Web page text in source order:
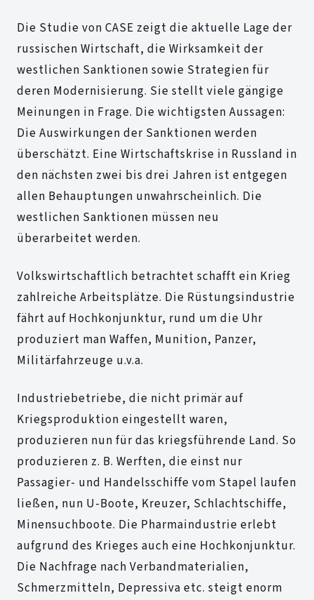
Die Studie von CASE zeigt die aktuelle Lage der
russischen Wirtschaft, die Wirksamkeit der
westlichen Sanktionen sowie Strategien für
deren Modernisierung. Sie stellt viele gängige
Meinungen in Frage. Die wichtigsten Aussagen:
Die Auswirkungen der Sanktionen werden
überschätzt. Eine Wirtschaftskrise in Russland in
den nächsten zwei bis drei Jahren ist entgegen
allen Behauptungen unwahrscheinlich. Die
westlichen Sanktionen müssen neu
überarbeitet werden.
Volkswirtschaftlich betrachtet schafft ein Krieg
zahlreiche Arbeitsplätze. Die Rüstungsindustrie
fährt auf Hochkonjunktur, rund um die Uhr
produziert man Waffen, Munition, Panzer,
Militärfahrzeuge u.v.a.
Industriebetriebe, die nicht primär auf
Kriegsproduktion eingestellt waren,
produzieren nun für das kriegsführende Land. So
produzieren z. B. Werften, die einst nur
Passagier- und Handelsschiffe vom Stapel laufen
ließen, nun U-Boote, Kreuzer, Schlachtschiffe,
Minensuchboote. Die Pharmaindustrie erlebt
aufgrund des Krieges auch eine Hochkonjunktur.
Die Nachfrage nach Verbandmaterialien,
Schmerzmitteln, Depressiva etc. steigt enorm